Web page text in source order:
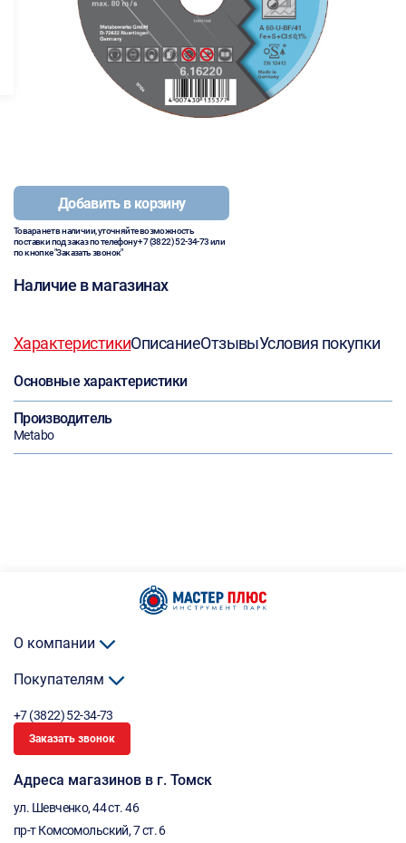
Добавить в корзину
Товара нет в наличии, уточняйте возможность
поставки под заказ по телефону+7 (3822) 52-34-73или
по кнопке "Заказать звонок"
Наличие в магазинах
ХарактеристикиОписаниеОтзывыУсловия покупки
Основные характеристики
Производитель
Metabo
О компании
Покупателям
+7 (3822) 52-34-73
Заказать звонок
Адреса магазинов в г. Томск
ул. Шевченко, 44 ст. 46
пр-т Комсомольский, 7 ст. 6